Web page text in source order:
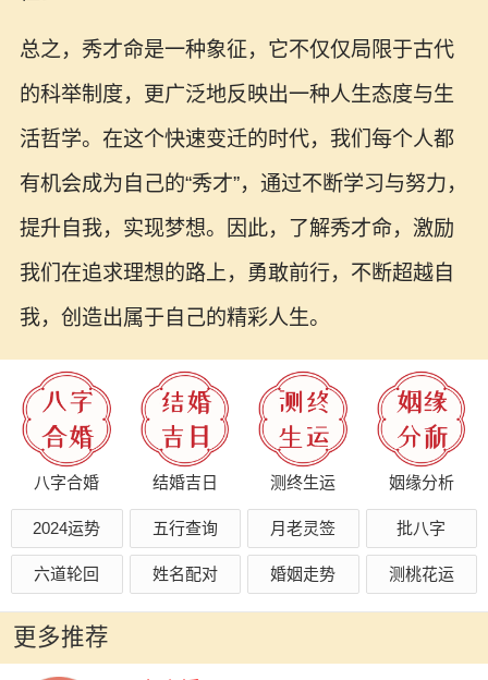
总之，秀才命是一种象征，它不仅仅局限于古代
的科举制度，更广泛地反映出一种人生态度与生
活哲学。在这个快速变迁的时代，我们每个人都
有机会成为自己的“秀才”，通过不断学习与努力，
提升自我，实现梦想。因此，了解秀才命，激励
我们在追求理想的路上，勇敢前行，不断超越自
我，创造出属于自己的精彩人生。
八字合婚 结婚吉日 测终生运 姻缘分析
2024运势 五行查询 月老灵签 批八字
六道轮回 姓名配对 婚姻走势 测桃花运
更多推荐